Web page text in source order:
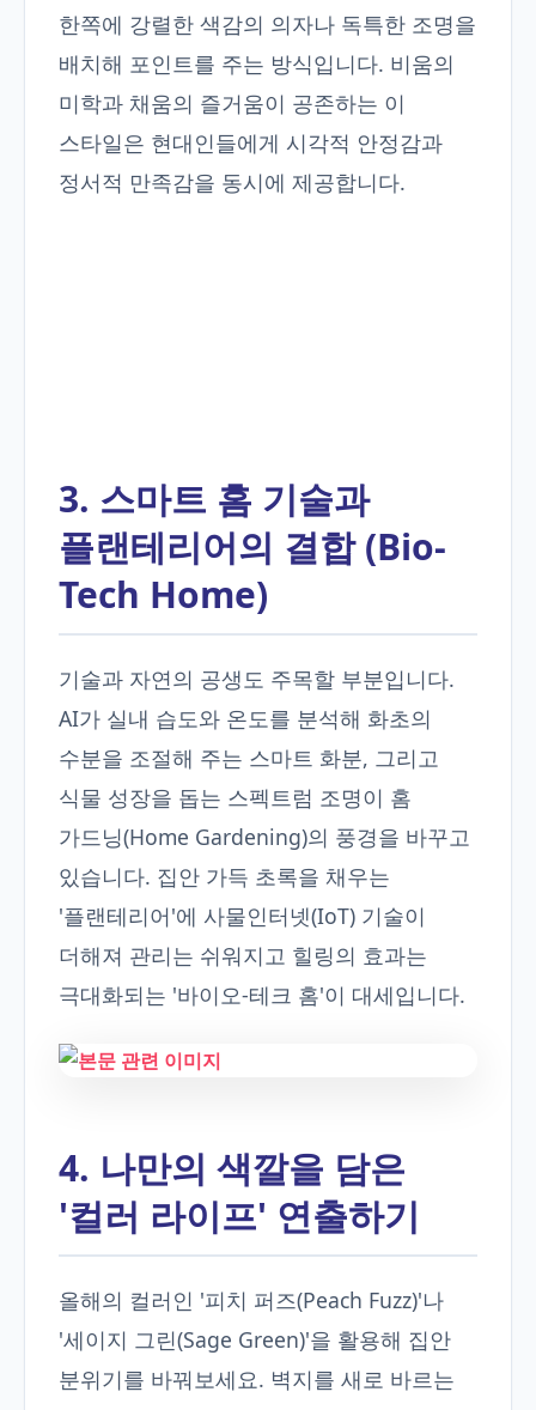
한쪽에 강렬한 색감의 의자나 독특한 조명을
배치해 포인트를 주는 방식입니다. 비움의
미학과 채움의 즐거움이 공존하는 이
스타일은 현대인들에게 시각적 안정감과
정서적 만족감을 동시에 제공합니다.
3. 스마트 홈 기술과
플랜테리어의 결합 (Bio-
Tech Home)
기술과 자연의 공생도 주목할 부분입니다.
AI가 실내 습도와 온도를 분석해 화초의
수분을 조절해 주는 스마트 화분, 그리고
식물 성장을 돕는 스펙트럼 조명이 홈
가드닝(Home Gardening)의 풍경을 바꾸고
있습니다. 집안 가득 초록을 채우는
'플랜테리어'에 사물인터넷(IoT) 기술이
더해져 관리는 쉬워지고 힐링의 효과는
극대화되는 '바이오-테크 홈'이 대세입니다.
4. 나만의 색깔을 담은
'컬러 라이프' 연출하기
올해의 컬러인 '피치 퍼즈(Peach Fuzz)'나
'세이지 그린(Sage Green)'을 활용해 집안
분위기를 바꿔보세요. 벽지를 새로 바르는